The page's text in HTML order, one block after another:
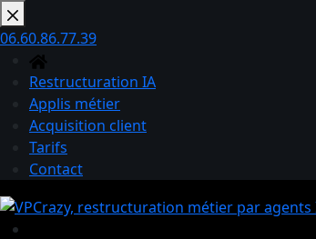
Passer
au
contenu
06.60.86.77.39
Restructuration IA
Applis métier
Acquisition client
Tarifs
Contact